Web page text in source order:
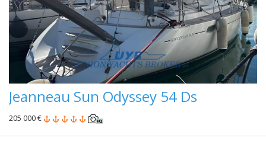
Jeanneau Sun Odyssey 54 Ds
205 000 €